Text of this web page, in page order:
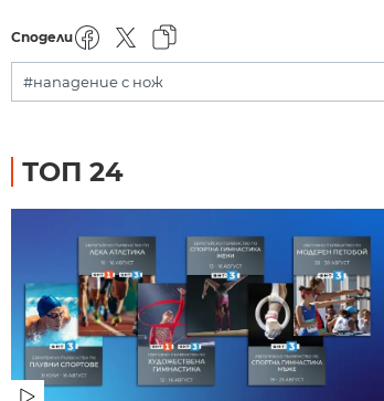
Сподели
#нападение с нож
ТОП 24